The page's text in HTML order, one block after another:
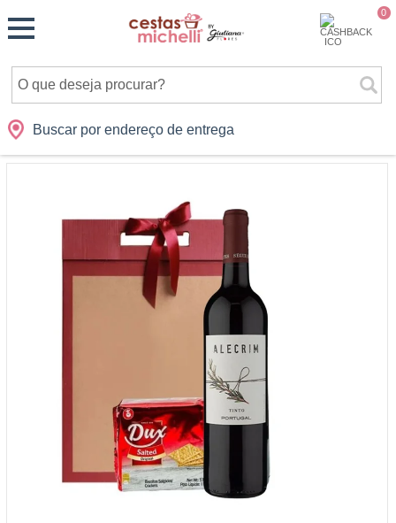
0
Buscar por endereço de entrega
Cidades Presentes Datas Shopping
Monte
sua
Cesta